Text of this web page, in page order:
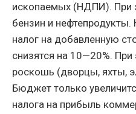
ископаемых (НДПИ). При
бензин и
налог на добавленную
снизятся на 10—20%. При
роскошь (дворцы, яхты,
Бюджет только
налога на прибыль